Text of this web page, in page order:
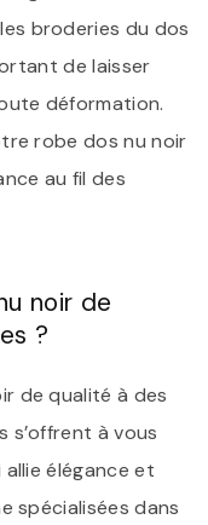
broderies du dos
de laisser
déformation.
robe dos nu noir
au fil des
noir de
?
de qualité à des
s’offrent à vous
élégance et
spécialisées dans